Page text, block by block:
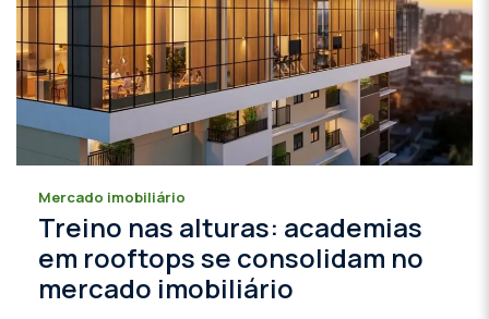
Mercado imobiliário
Treino nas alturas: academias
em rooftops se consolidam no
mercado imobiliário